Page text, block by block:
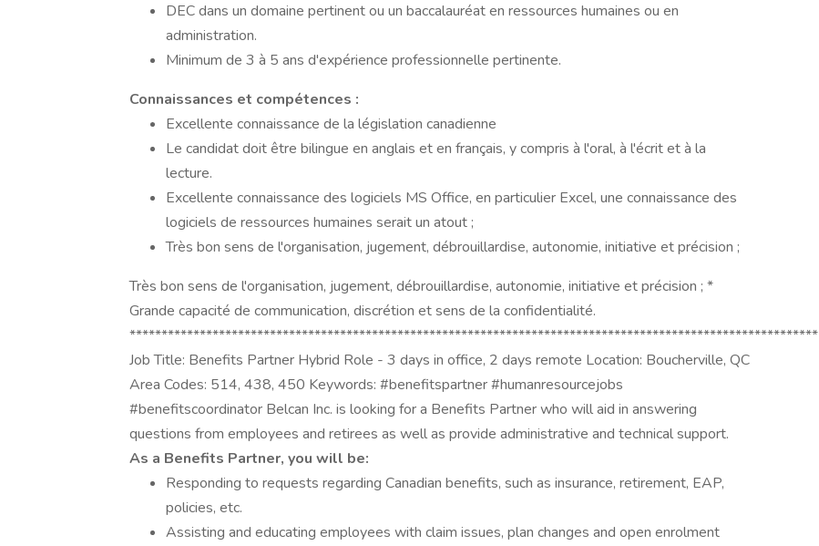
DEC dans un domaine pertinent ou un baccalauréat en ressources humaines ou en
administration.
Minimum de 3 à 5 ans d'expérience professionnelle pertinente.
Connaissances et compétences :
Excellente connaissance de la législation canadienne
Le candidat doit être bilingue en anglais et en français, y compris à l'oral, à l'écrit et à la
lecture.
Excellente connaissance des logiciels MS Office, en particulier Excel, une connaissance des
logiciels de ressources humaines serait un atout ;
Très bon sens de l'organisation, jugement, débrouillardise, autonomie, initiative et précision ;
Très bon sens de l'organisation, jugement, débrouillardise, autonomie, initiative et précision ; *
Grande capacité de communication, discrétion et sens de la confidentialité.
************************************************************************************************************
Job Title: Benefits Partner Hybrid Role - 3 days in office, 2 days remote Location: Boucherville, QC
Area Codes: 514, 438, 450 Keywords: #benefitspartner #humanresourcejobs
#benefitscoordinator Belcan Inc. is looking for a Benefits Partner who will aid in answering
questions from employees and retirees as well as provide administrative and technical support.
As a Benefits Partner, you will be:
Responding to requests regarding Canadian benefits, such as insurance, retirement, EAP,
policies, etc.
Assisting and educating employees with claim issues, plan changes and open enrolment